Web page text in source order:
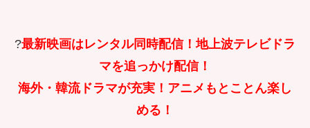
?最新映画はレンタル同時配信！地上波テレビドラ
マを追っかけ配信！
海外・韓流ドラマが充実！アニメもとことん楽し
める！